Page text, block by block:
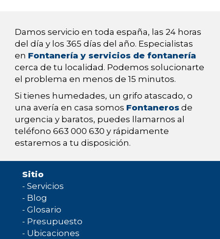
Damos servicio en toda españa, las 24 horas
del día y los 365 días del año. Especialistas
en Fontanería y servicios de fontanería
cerca de tu localidad. Podemos solucionarte
el problema en menos de 15 minutos.
Si tienes humedades, un grifo atascado, o
una avería en casa somos Fontaneros de
urgencia y baratos, puedes llamarnos al
teléfono 663 000 630 y rápidamente
estaremos a tu disposición.
Sitio
- Servicios
- Blog
- Glosario
- Presupuesto
- Ubicaciones